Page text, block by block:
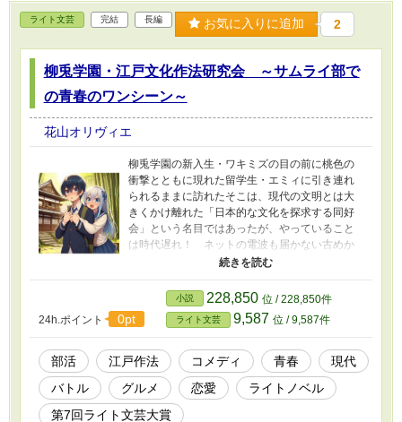
ライト文芸 完結 長編 お気に入りに追加 2
柳兎学園・江戸文化作法研究会 ～サムライ部で
の青春のワンシーン～
花山オリヴィエ
柳兎学園の新入生・ワキミズの目の前に桃色の
衝撃とともに現れた留学生・エミィに引き連れ
られるままに訪れたそこは、現代の文明とは大
きくかけ離れた「日本的な文化を探求する同好
会」という名目ではあったが、やっていること
は時代遅れ！ ネットの電波も届かない古めか
しい日本家屋でお釜でご飯を炊いたり武術や忍
れるのは美少女留学生と素敵なセンパイた
ち……のはずだったが！？ 住み込み和式部活
動小説！ 本作品は完成済みです。
24h.ポイント 0pt
小説 228,850 位 / 228,850件
ライト文芸 9,587 位 / 9,587件
部活 江戸作法 コメディ 青春
現代
バトル
グルメ 恋愛
ライトノベル
第7回ライト文芸大賞